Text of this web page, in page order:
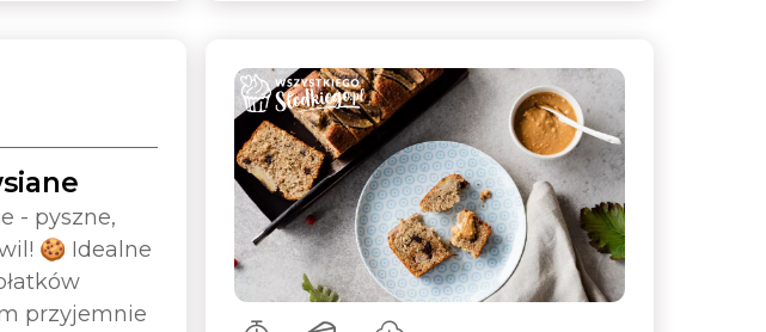
- pyszne,
🍪 Idealne
przyjemnie